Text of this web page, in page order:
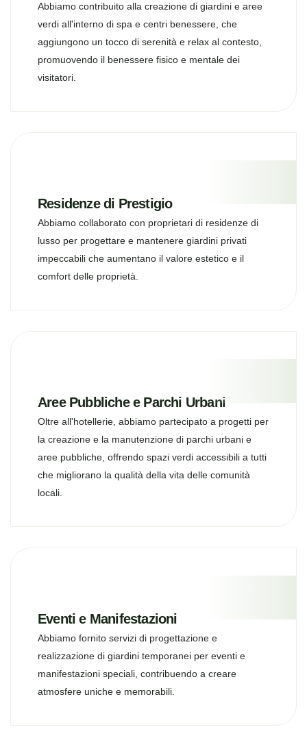
Abbiamo contribuito alla creazione di giardini e aree
verdi all'interno di spa e centri benessere, che
aggiungono un tocco di serenità e relax al contesto,
promuovendo il benessere fisico e mentale dei
visitatori.
Residenze di Prestigio
Abbiamo collaborato con proprietari di residenze di
lusso per progettare e mantenere giardini privati
impeccabili che aumentano il valore estetico e il
comfort delle proprietà.
Aree Pubbliche e Parchi Urbani
Oltre all'hotellerie, abbiamo partecipato a progetti per
la creazione e la manutenzione di parchi urbani e
aree pubbliche, offrendo spazi verdi accessibili a tutti
che migliorano la qualità della vita delle comunità
locali.
Eventi e Manifestazioni
Abbiamo fornito servizi di progettazione e
realizzazione di giardini temporanei per eventi e
manifestazioni speciali, contribuendo a creare
atmosfere uniche e memorabili.